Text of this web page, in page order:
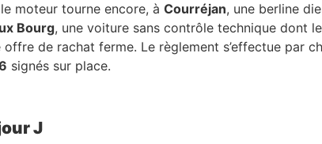
moteur tourne encore, à Courréjan, une berline
Bourg, une voiture sans contrôle technique dont
de rachat ferme. Le règlement s’effectue par
signés sur place.
J